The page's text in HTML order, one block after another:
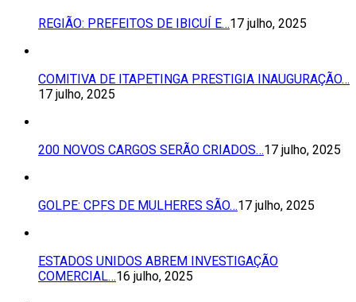
REGIÃO: PREFEITOS DE IBICUÍ E…17 julho, 2025
COMITIVA DE ITAPETINGA PRESTIGIA INAUGURAÇÃO…
17 julho, 2025
200 NOVOS CARGOS SERÃO CRIADOS…17 julho, 2025
GOLPE: CPFS DE MULHERES SÃO…17 julho, 2025
ESTADOS UNIDOS ABREM INVESTIGAÇÃO
COMERCIAL…16 julho, 2025